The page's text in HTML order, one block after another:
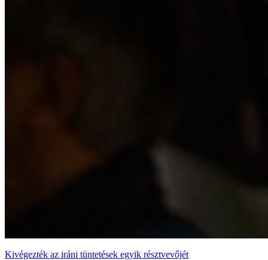
Kivégezték az iráni tüntetések egyik résztvevőjét